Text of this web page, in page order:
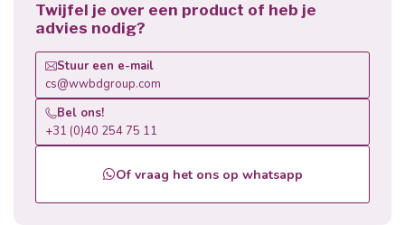
Twijfel je over een product of heb je
advies nodig?
Stuur een e-mail
cs@wwbdgroup.com
Bel ons!
+31 (0)40 254 75 11
Of vraag het ons op whatsapp